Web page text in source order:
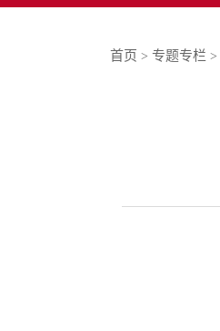
首页 > 专题专栏 >